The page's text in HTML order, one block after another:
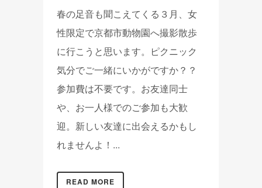
春の足音も聞こえてくる３月、女
性限定で京都市動物園へ撮影散歩
に行こうと思います。ピクニック
気分でご一緒にいかがですか？？
参加費は不要です。お友達同士
や、お一人様でのご参加も大歓
迎。新しい友達に出会えるかもし
れませんよ！...
READ MORE